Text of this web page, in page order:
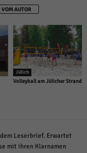
AUTOR
Jülich
Volleyball am Jülicher Strand
Leserbrief. Erwartet
mit ihren Klarnamen